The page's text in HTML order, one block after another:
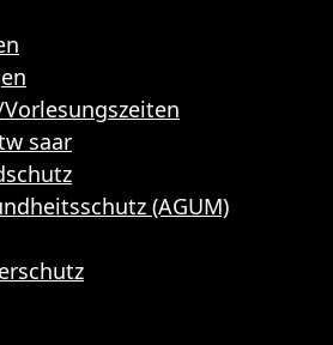
saar
(AGUM)